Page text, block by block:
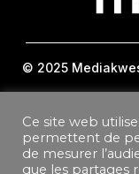
© 2025
Ce site web
permettent de
de mesurer
que les partages